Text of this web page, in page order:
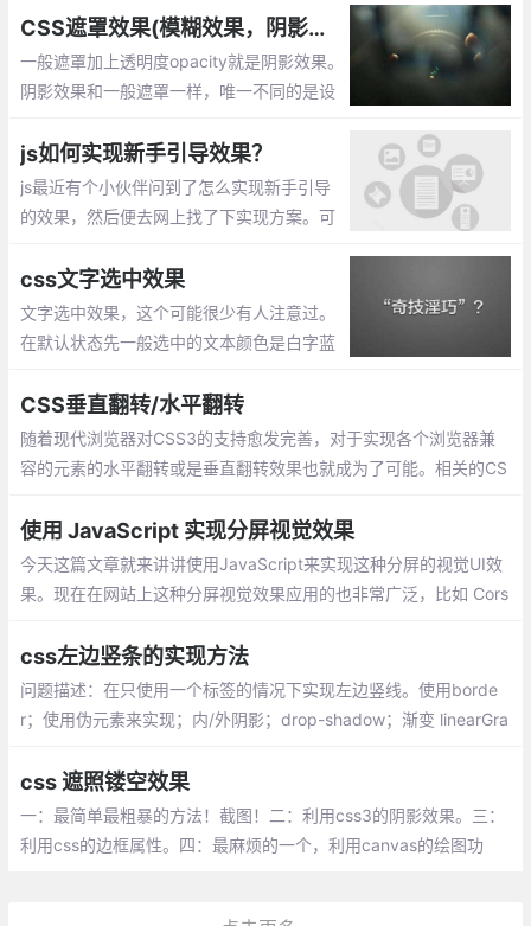
v2达成想要的效果。
CSS遮罩效果(模糊效果，阴影效果，毛玻璃效果)
一般遮罩加上透明度opacity就是阴影效果。
阴影效果和一般遮罩一样，唯一不同的是设
sla()也是可以的。模糊效果(毛玻璃效果) 通
过 filter来实现
js如何实现新手引导效果？
js最近有个小伙伴问到了怎么实现新手引导
的效果，然后便去网上找了下实现方案。可
css文字选中效果
文字选中效果，这个可能很少有人注意过。
在默认状态先一般选中的文本颜色是白字蓝
ion定义元素上的伪选择器，以便在选定元素
时设置其中文本的样式。
CSS垂直翻转/水平翻转
随着现代浏览器对CSS3的支持愈发完善，对于实现各个浏览器兼
容的元素的水平翻转或是垂直翻转效果也就成为了可能。相关的CS
使用 JavaScript 实现分屏视觉效果
今天这篇文章就来讲讲使用JavaScript来实现这种分屏的视觉UI效
果。现在在网站上这种分屏视觉效果应用的也非常广泛，比如 Cors
css左边竖条的实现方法
问题描述：在只使用一个标签的情况下实现左边竖线。使用borde
r；使用伪元素来实现；内/外阴影；drop-shadow；渐变 linearGra
css 遮照镂空效果
一：最简单最粗暴的方法！截图！二：利用css3的阴影效果。三：
利用css的边框属性。四：最麻烦的一个，利用canvas的绘图功